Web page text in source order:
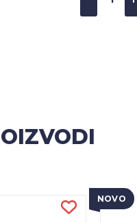
NOVO